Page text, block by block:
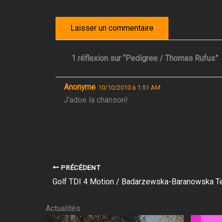
1 réflexion sur “Pedigree / Thomas Rufus”
Anonyme 10/10/2010 à 1:51 AM
J’adoe la chanson!
PRÉCÉDENT
Golf TDI 4 Motion / Badarzewska-Baranowska
Actualités